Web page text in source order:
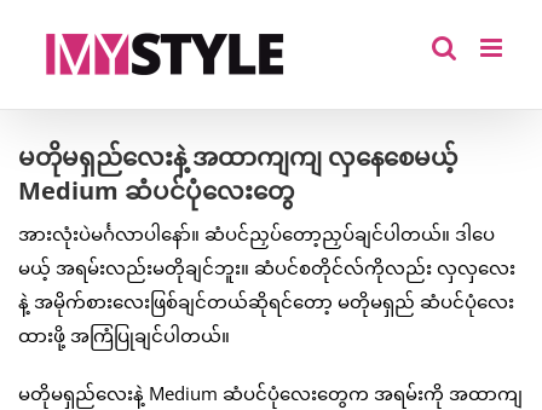
မတိုမရှည်လေးနဲ့ အထာကျကျ လှနေစေမယ့်
Medium ဆံပင်ပုံလေးတွေ
အားလုံးပဲမင်္ဂလာပါနော်။ ဆံပင်ညှပ်တော့ညှပ်ချင်ပါတယ်။ ဒါပေ
မယ့် အရမ်းလည်းမတိုချင်ဘူး။ ဆံပင်စတိုင်လ်ကိုလည်း လှလှလေး
နဲ့ အမိုက်စားလေးဖြစ်ချင်တယ်ဆိုရင်တော့ မတိုမရှည် ဆံပင်ပုံလေး
ထားဖို့ အကြံပြုချင်ပါတယ်။
မတိုမရှည်လေးနဲ့ Medium ဆံပင်ပုံလေးတွေက အရမ်းကို အထာကျ